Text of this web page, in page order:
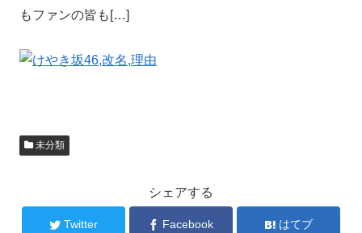
もファンの皆も[…]
未分類
シェアする
Twitter Facebook はてブ